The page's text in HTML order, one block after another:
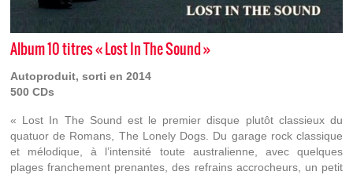
Album 10 titres « Lost In The Sound »
Autoproduit, sorti en 2014
500 CDs
« Lost In The Sound est le premier disque plutôt classieux du
quatuor de Romans, The Lonely Dogs. Du garage rock classique
et mélodique, à l’intensité toute australienne, avec quelques
plages franchement prenantes, des refrains accrocheurs, un petit